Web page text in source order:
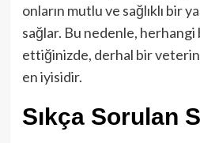
onların mutlu ve sağlıklı bir
sağlar. Bu nedenle,
ettiğinizde, derhal bir
en iyisidir.
Sıkça Sorulan